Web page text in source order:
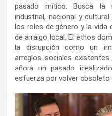
pasado mítico. Busca la
industrial, nacional y
los roles de género y la vida
de arraigo local. El ethos
la disrupción como un
arreglos sociales
añora un pasado
esfuerza por volver obsoleto